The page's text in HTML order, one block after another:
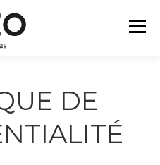
Menu
DES PRODUITS
DE